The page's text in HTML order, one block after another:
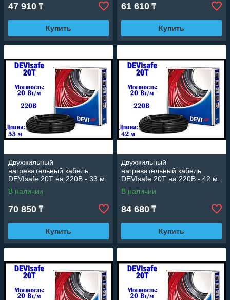
47 910 ₸
Купить
61 610 ₸
Купить
Двухжильный
нагревательный кабель
DEVIsafe 20T на 220В - 33 м.
(DTCE-20, длина: 33 м.,
мощность: 670 Вт)
В наличии
70 850 ₸
Купить
Двухжильный
нагревательный кабель
DEVIsafe 20T на 220В - 42 м.
(DTCE-20, длина: 42 м.,
мощность: 835 Вт)
В наличии
84 680 ₸
Купить